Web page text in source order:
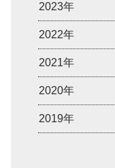
2023年
2022年
2021年
2020年
2019年